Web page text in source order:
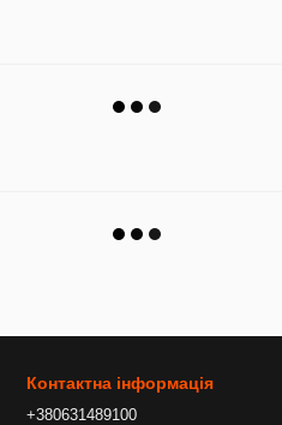
Контактна інформація
+380631489100